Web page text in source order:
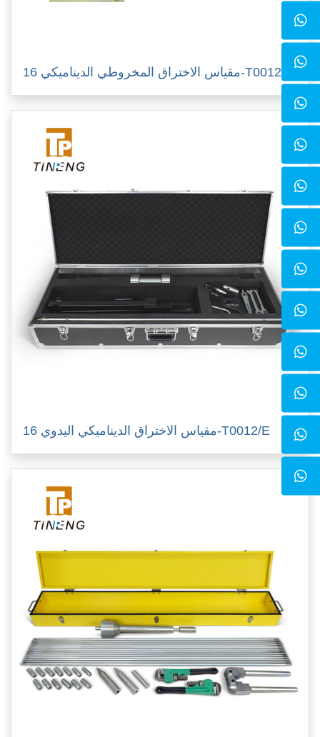
مقياس الاختراق المخروطي الديناميكي 16-T0012/C
مقياس الاختراق الديناميكي اليدوي 16-T0012/E